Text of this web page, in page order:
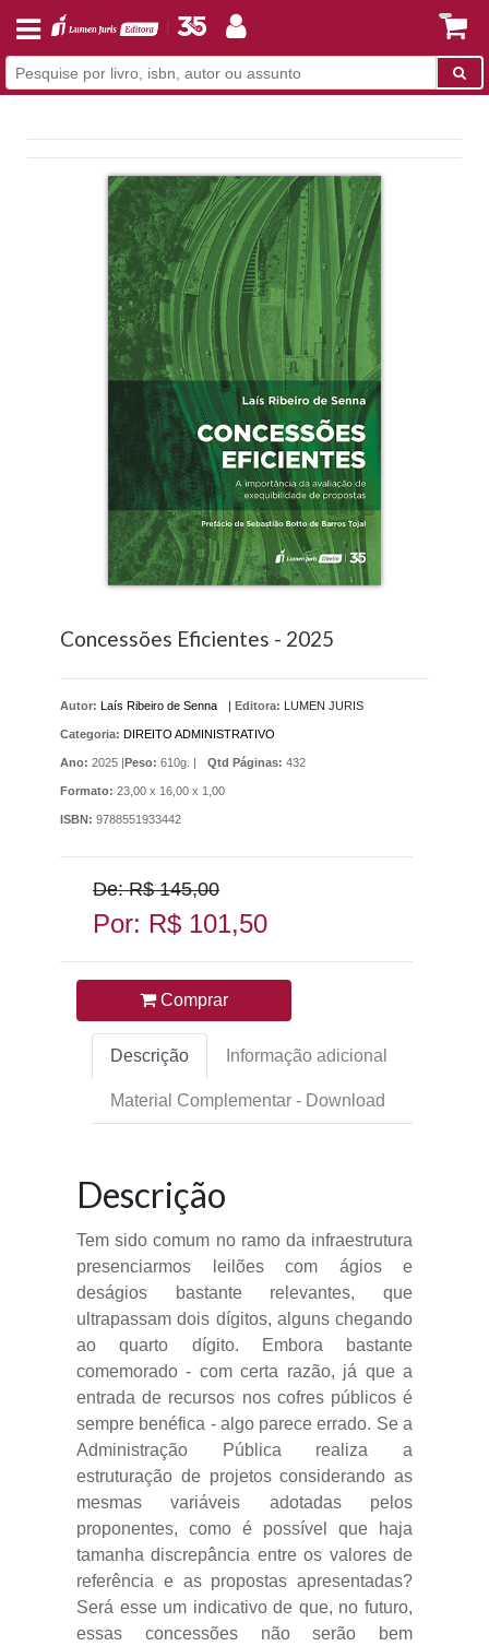
Concessões Eficientes - 2025
Autor: Laís Ribeiro de Senna Editora: LUMEN JURIS
Categoria: DIREITO ADMINISTRATIVO
Ano: 2025 | Peso: 610g. | Qtd Páginas: 432
Formato: 23,00 x 16,00 x 1,00
ISBN: 9788551933442
De: R$ 145,00
Por: R$ 101,50
Comprar
Descrição Informação adicional
Material Complementar - Download
Descrição
Tem sido comum no ramo da infraestrutura
presenciarmos leilões com ágios e
deságios bastante relevantes, que
ultrapassam dois dígitos, alguns chegando
ao quarto dígito. Embora bastante
comemorado - com certa razão, já que a
entrada de recursos nos cofres públicos é
sempre benéfica - algo parece errado. Se a
Administração Pública realiza a
estruturação de projetos considerando as
mesmas variáveis adotadas pelos
proponentes, como é possível que haja
tamanha discrepância entre os valores de
referência e as propostas apresentadas?
Será esse um indicativo de que, no futuro,
essas concessões não serão bem